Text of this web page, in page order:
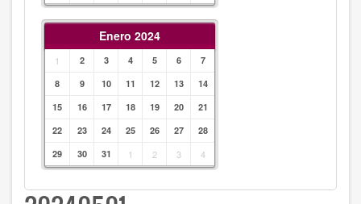
Enero 2024
1 2 3 4 5 6
7
8
9 10 11 12 13
14
15
16 17 18 19 20
21
22
23 24 25 26 27
28
29
30 31 1 2 3 4